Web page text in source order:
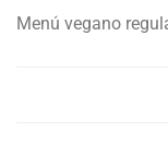
Menú vegano